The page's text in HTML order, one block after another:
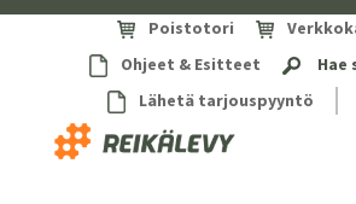
Poistotori
Ohjeet & Esitteet
Hae
Lähetä tarjouspyyntö